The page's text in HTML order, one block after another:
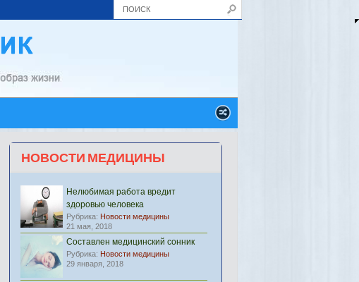
НОВОСТИ МЕДИЦИНЫ
Нелюбимая работа вредит
здоровью человека
Рубрика: Новости медицины
21 мая, 2018
Составлен медицинский сонник
Рубрика: Новости медицины
29 января, 2018